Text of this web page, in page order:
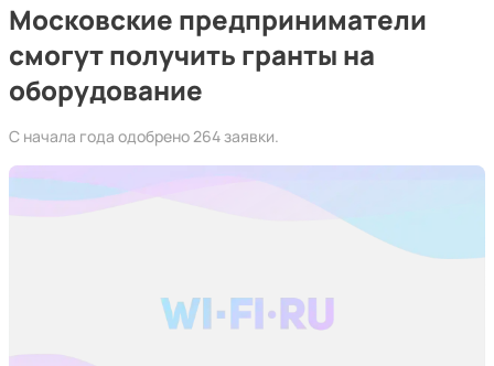
Московские предприниматели
смогут получить гранты на
оборудование
С начала года одобрено 264 заявки.